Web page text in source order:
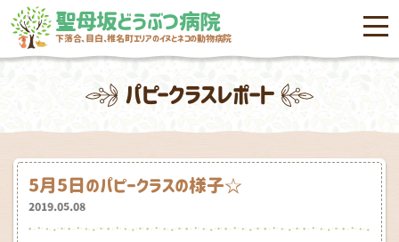
聖母坂どうぶつ病院
下落合、目白、椎名町エリアのイヌとネコの動物病院 menu
パピークラスレポート
5月5日のパピークラスの様子☆
2019.05.08